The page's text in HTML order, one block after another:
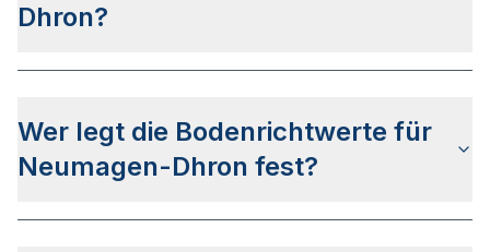
Dhron?
jeweiligen Stadt- und Stadtteilseiten. Alternativ
können Sie beiBORIS RLP nach Ihrer Adresse
suchen bzw. beim Gutachterausschuss für
Grundstückswerte im Landkreis Bernkastel-
Wer legt die Bodenrichtwerte für
Neumagen-Dhron fest?